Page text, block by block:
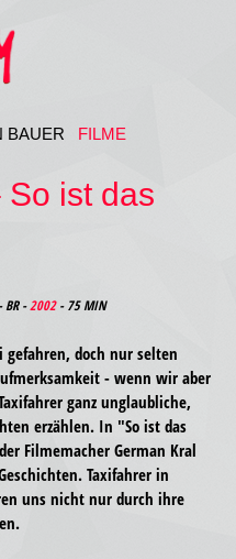
BAUER FILME
ist das
-2002- 75 MIN
gefahren, doch nur selten
- wenn wir aber
ganz unglaubliche,
erzählen. In "So ist das
Filmemacher German Kral
Taxifahrer in
uns nicht nur durch ihre